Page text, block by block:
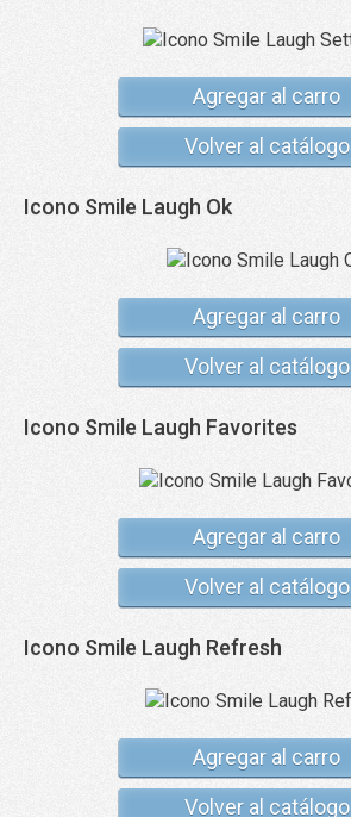
Agregar al carro
Volver al catálogo
Icono Smile Laugh Ok
Agregar al carro
Volver al catálogo
Icono Smile Laugh Favorites
Agregar al carro
Volver al catálogo
Icono Smile Laugh Refresh
Agregar al carro
Volver al catálogo